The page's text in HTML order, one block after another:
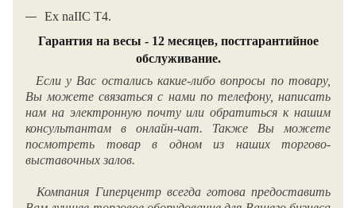
Ex naIIC T4.
Гарантия на весы - 12 месяцев, постгарантийное
обслуживание.
Если у Вас остались какие-либо вопросы по товару,
Вы можете связаться с нами по телефону, написать
нам на электронную почту или обратиться к нашим
консультантам в онлайн-чат. Также Вы можете
посмотреть товар в одном из наших торгово-
выставочных залов.
Компания Гиперцентр всегда готова предоставить